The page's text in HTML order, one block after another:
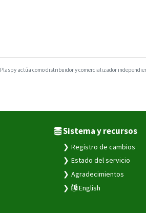
actúa como distribuidor y comercializador
Sistema y recursos
Registro de cambios
Estado del servicio
Agradecimientos
English